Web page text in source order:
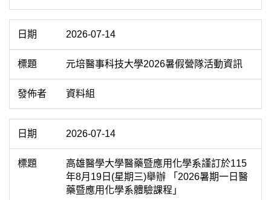
2026-07-14
元培醫事科技大學2026暑假營隊活動資訊
資料組
2026-07-14
高雄醫學大學醫藥暨應用化學系謹訂於115
年8月19日(星期三)舉辦 「2026暑期一日醫
藥暨應用化學系體驗課程」